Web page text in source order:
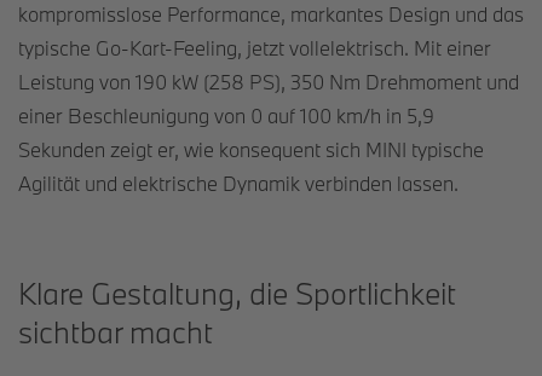
kompromisslose Performance, markantes Design und das
typische Go-Kart-Feeling, jetzt vollelektrisch. Mit einer
Leistung von 190 kW (258 PS), 350 Nm Drehmoment und
einer Beschleunigung von 0 auf 100 km/h in 5,9
Sekunden zeigt er, wie konsequent sich MINI typische
Agilität und elektrische Dynamik verbinden lassen.
Klare Gestaltung, die Sportlichkeit
sichtbar macht